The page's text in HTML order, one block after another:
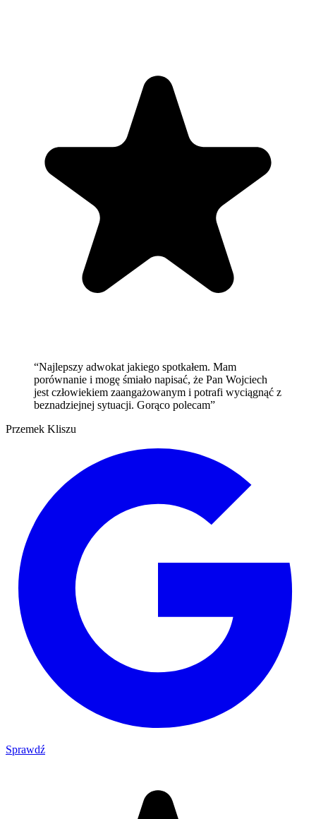
“Najlepszy adwokat jakiego spotkałem. Mam
porównanie i mogę śmiało napisać, że Pan Wojciech
jest człowiekiem zaangażowanym i potrafi wyciągnąć z
beznadziejnej sytuacji. Gorąco polecam”
Przemek Kliszu
Sprawdź